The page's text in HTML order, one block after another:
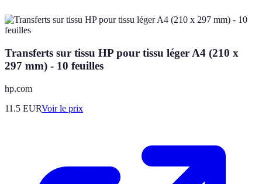
Transferts sur tissu HP pour tissu léger A4 (210 x
297 mm) - 10 feuilles
hp.com
11.5 EURVoir le prix